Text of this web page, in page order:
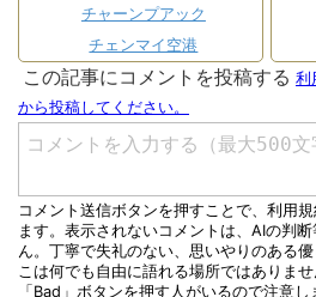
チャーンプアック
チェンマイ空港